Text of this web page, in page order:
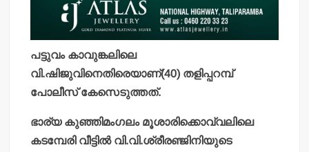
പട്ടുവം കാവുങ്കലിലെ
വി.ഷിജുവിനെതിരെയാണ്(40) തളിപ്പറമ്പ്
പോലീസ് കേസെടുത്തത്.
ഭാര്യ കുഞ്ഞിമംഗലം മൂശാരിക്കൊവ്വലിലെ
കടമ്പേരി വീട്ടില്‍ വി.വി.ശ്രീരഞ്ജിനിയുടെ